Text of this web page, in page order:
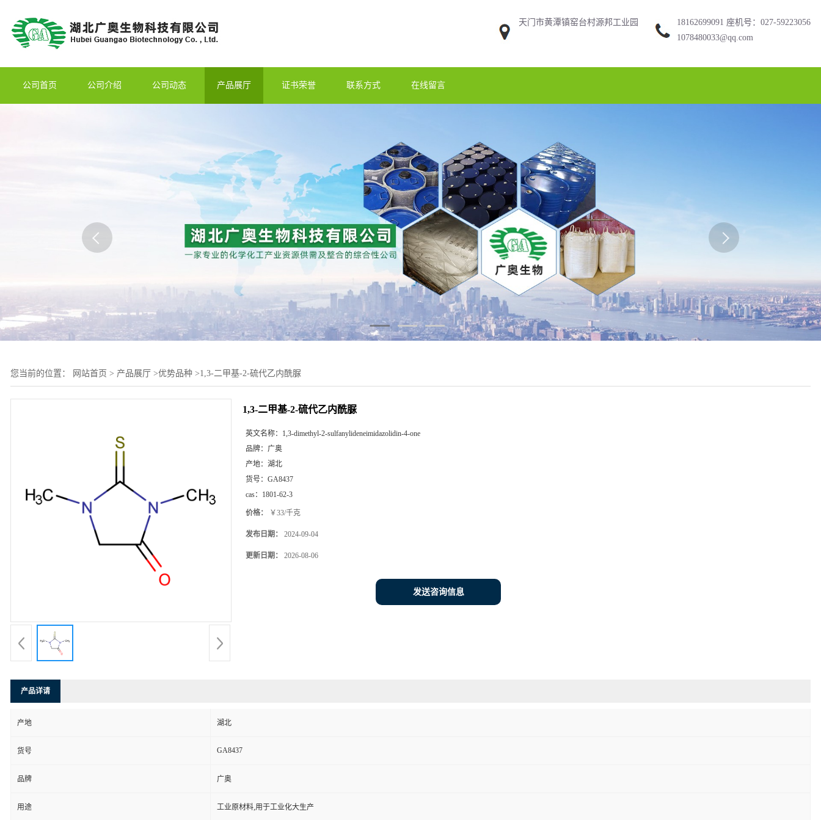
天门市黄潭镇窑台村源邦工业园
18162699091 座机号：027-59223056
1078480033@qq.com
公司首页 公司介绍 公司动态 产品展厅 证书荣誉 联系方式 在线留言
您当前的位置： 网站首页 > 产品展厅 >优势品种 >1,3-二甲基-2-硫代乙内酰脲
1,3-二甲基-2-硫代乙内酰脲
英文名称： 1,3-dimethyl-2-sulfanylideneimidazolidin-4-one
品牌： 广奥
产地： 湖北
货号： GA8437
cas： 1801-62-3
价格： ￥33/千克
发布日期： 2024-09-04
更新日期： 2026-08-06
发送咨询信息
产品详请
产地 湖北
货号 GA8437
品牌 广奥
用途 工业原材料,用于工业化大生产